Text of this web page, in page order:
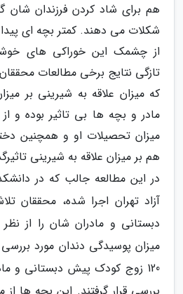
هم برای شاد کردن فرزندان شان
شکلات می دهند. کمتر بچه ای
از چشمک این خوراکی های
تازگی نتایج برخی مطالعات
که میزان علاقه به شیرینی بر
مادر و بچه ها بی تاثیر بوده و
میزان تحصیلات او و همچنین
هم بر میزان علاقه به شیرینی
در این مطالعه جالب که در
آزاد تهران اجرا شده، محققان
دبستانی و مادران شان را از
میزان پوسیدگی دندان مورد
120 زوج کودک پیش دبستانی و